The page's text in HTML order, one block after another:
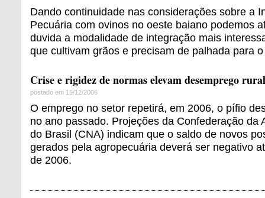
Dando continuidade nas considerações sobre a
Pecuária com ovinos no oeste baiano podemos
duvida a modalidade de integração mais
que cultivam grãos e precisam de palhada para
Crise e rigidez de normas elevam desemprego rural
postado em 15/12/2006
O emprego no setor repetirá, em 2006, o pífio
no ano passado. Projeções da Confederação da
do Brasil (CNA) indicam que o saldo de novos
gerados pela agropecuária deverá ser negativo
de 2006.